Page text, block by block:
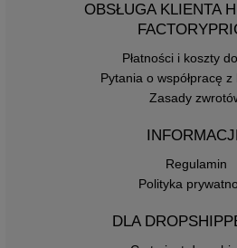
OBSŁUGA KLIENTA
Płatności i koszty
Pytania o współpracę
Zasady
Regulamin
Polityka
DLA